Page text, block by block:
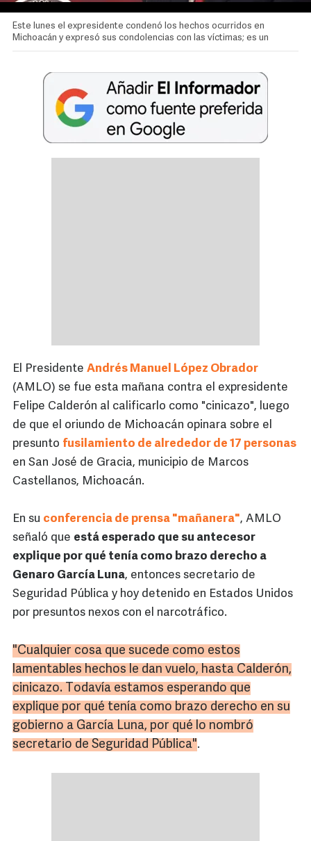
Este lunes el expresidente condenó los hechos ocurridos en
Michoacán y expresó sus condolencias con las víctimas; es un
El Presidente Andrés Manuel López Obrador
(AMLO) se fue esta mañana contra el expresidente
Felipe Calderón al calificarlo como "cinicazo", luego
de que el oriundo de Michoacán opinara sobre el
presunto fusilamiento de alrededor de 17 personas
en San José de Gracia, municipio de Marcos
Castellanos, Michoacán.
En su conferencia de prensa "mañanera", AMLO
señaló que está esperado que su antecesor
explique por qué tenía como brazo derecho a
Genaro García Luna, entonces secretario de
Seguridad Pública y hoy detenido en Estados Unidos
por presuntos nexos con el narcotráfico.
"Cualquier cosa que sucede como estos
lamentables hechos le dan vuelo, hasta Calderón,
cinicazo. Todavía estamos esperando que
explique por qué tenía como brazo derecho en su
gobierno a García Luna, por qué lo nombró
secretario de Seguridad Pública".